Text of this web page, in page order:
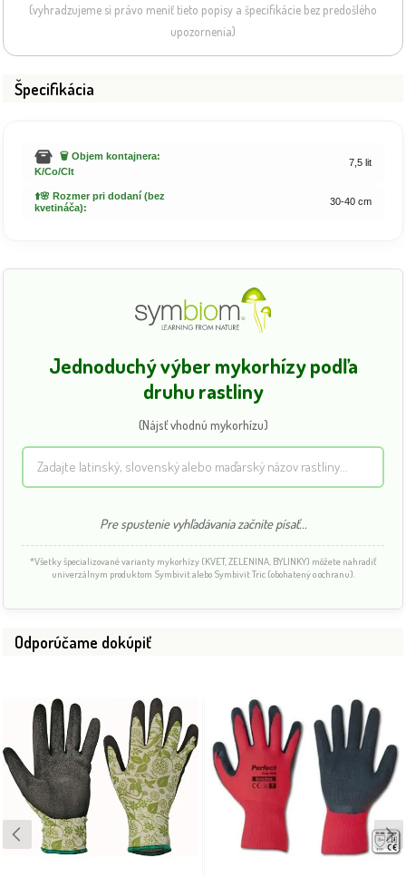
(vyhradzujeme si právo meniť tieto popisy a špecifikácie bez predošlého
upozornenia)
Špecifikácia
🗑️ Objem kontajnera:
K/Co/Clt
7,5 lit
⬆️🌸 Rozmer pri dodaní (bez
kvetináča):
30-40 cm
Jednoduchý výber mykorhízy podľa
druhu rastliny
(Nájsť vhodnú mykorhízu)
Pre spustenie vyhľadávania začnite písať...
*Všetky špecializované varianty mykorhízy (KVET, ZELENINA, BYLINKY) môžete nahradiť
univerzálnym produktom Symbivit alebo Symbivit Tric (obohatený o ochranu).
Odporúčame dokúpiť